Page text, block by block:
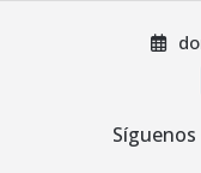
Síguenos